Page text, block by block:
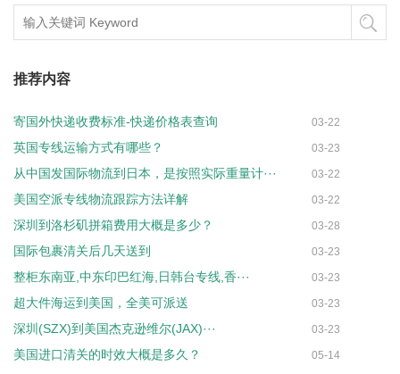
推荐内容
寄国外快递收费标准-快递价格表查询 03-22
英国专线运输方式有哪些？ 03-23
从中国发国际物流到日本，是按照实际重量计··· 03-22
美国空派专线物流跟踪方法详解 03-22
深圳到洛杉矶拼箱费用大概是多少？ 03-28
国际包裹清关后几天送到 03-23
整柜东南亚,中东印巴红海,日韩台专线,香··· 03-23
超大件海运到美国，全美可派送 03-23
深圳(SZX)到美国杰克逊维尔(JAX)··· 03-23
美国进口清关的时效大概是多久？ 05-14